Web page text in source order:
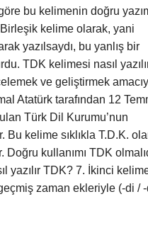
bu kelimenin doğru
Birleşik kelime olarak, yani
yazılsaydı, bu yanlış bir
TDK kelimesi nasıl
ve geliştirmek
Atatürk tarafından 12
Türk Dil Kurumu’nun
Bu kelime sıklıkla T.D.K.
Doğru kullanımı TDK
yazılır TDK? 7. İkinci
geçmiş zaman ekleriyle (-di /